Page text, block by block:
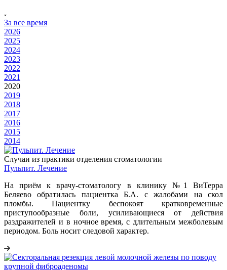
За все время
2026
2025
2024
2023
2022
2021
2020
2019
2018
2017
2016
2015
2014
Случаи из практики отделения стоматологии
Пульпит. Лечение
На приём к врачу-стоматологу в клинику №1 ВиТерра
Беляево обратилась пациентка Б.А. с жалобами на скол
пломбы. Пациентку беспокоят кратковременные
приступообразные боли, усиливающиеся от действия
раздражителей и в ночное время, с длительным межболевым
периодом. Боль носит следовой характер.